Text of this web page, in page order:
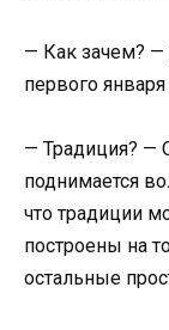
— Как зачем?
первого
— Традиция? —
поднимается
что традиции
построены на
остальные